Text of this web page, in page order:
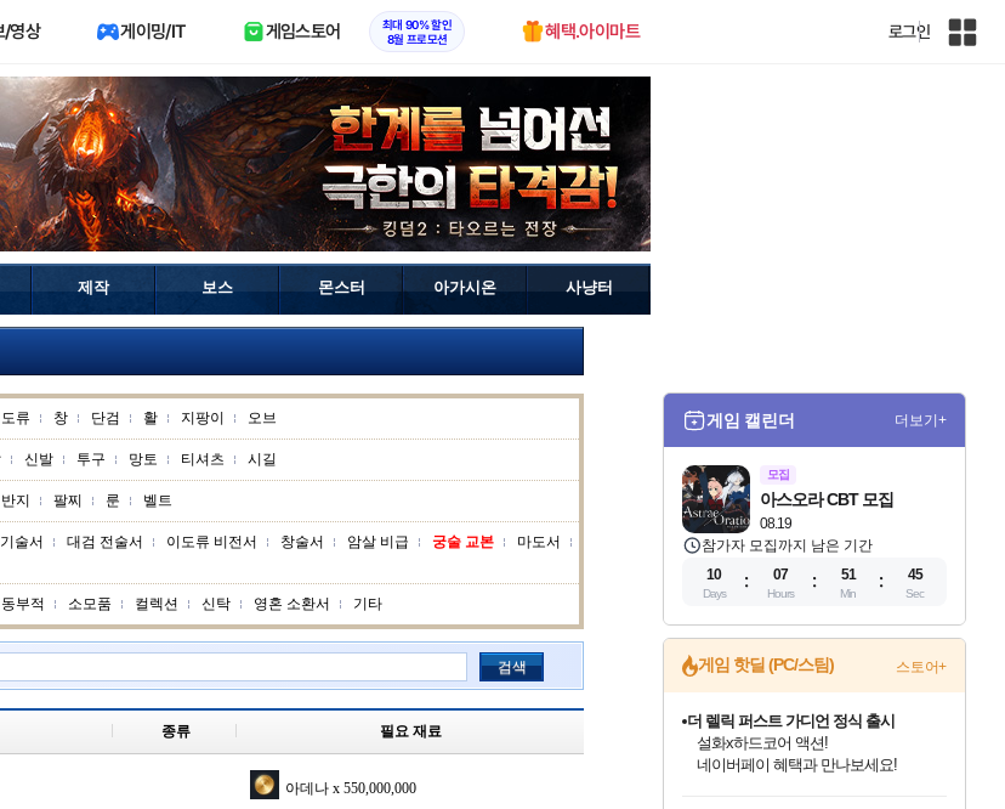
/영상 게이밍/IT 게임스토어
최대 90% 할인
8월 프로모션
혜택.아이마트 로그인
인
제작 보스 몬스터 아가시온 사냥터
류 창 단검 활 지팡이 오브
신발 투구 망토 티셔츠 시길
반지 팔찌 룬 벨트
술서 대검 전술서 이도류 비전서 창술서 암살 비급 궁술 교본
마도서
부적 소모품 컬렉션 신탁 영혼 소환서 기타
검색
종류 필요 재료
아데나 x 550,000,000
게임 캘린더 더보기+
모집
08.19
아스오라 CBT 모집
참가자 모집까지 남은 기간
10
Days
07
Hours
51
Min
44
Sec
게임 핫딜 (PC/스팀) 스토어+
더 렐릭 퍼스트 가디언 정식 출시
설화x하드코어 액션!
네이버페이 혜택과 만나보세요!